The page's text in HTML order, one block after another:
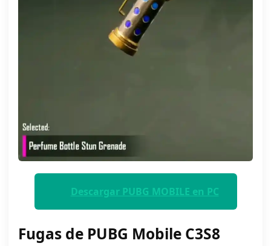
Descargar PUBG MOBILE en PC
Fugas de PUBG Mobile C3S8